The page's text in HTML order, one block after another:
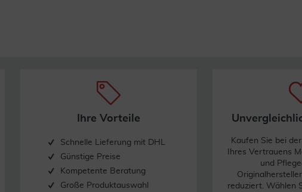
Ihre Vorteile
Schnelle Lieferung mit DHL
Günstige Preise
Kompetente Beratung
Große Produktauswahl
Kaufen Sie bei
Ihres Vertrauens
und
reduziert. Wählen